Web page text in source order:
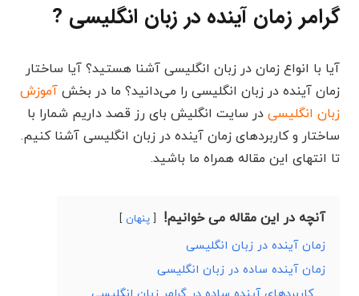
گرامر زمان آینده در زبان انگلیسی ?
آیا با انواع زمان در زبان انگلیسی آشنا هستید؟ آیا ساختار
زمان آینده در زبان انگلیسی را می‌دانید؟ ما در بخش آموزش
زبان انگلیسی در سایت انگلیش بای رز قصد داریم شمارا با
ساختار و کاربردهای زمان آینده در زبان انگلیسی آشنا کنیم.
تا انتهای این مقاله همراه ما باشید.
آنچه در این مقاله می خوانیم! پنهان
زمان آینده در زبان انگلیسی
زمان آینده ساده در زبان انگلیسی